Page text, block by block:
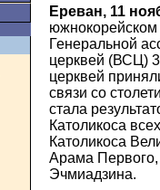
Ереван, 11
Генеральной
церквей (ВСЦ) 3
церквей
связи со
стала
Католикоса
Католикоса
Арама Первого,
Эчмиадзина.